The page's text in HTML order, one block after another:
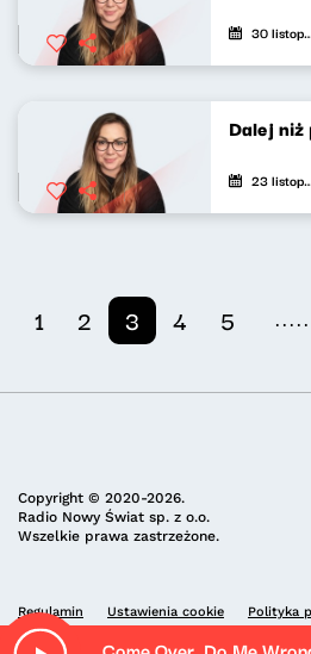
30
Dalej niż
23
1 2 3 4 5
Copyright © 2020-2026.
Radio Nowy Świat sp. z o.o.
Wszelkie prawa zastrzeżone.
Regulamin Ustawienia cookie Polityka